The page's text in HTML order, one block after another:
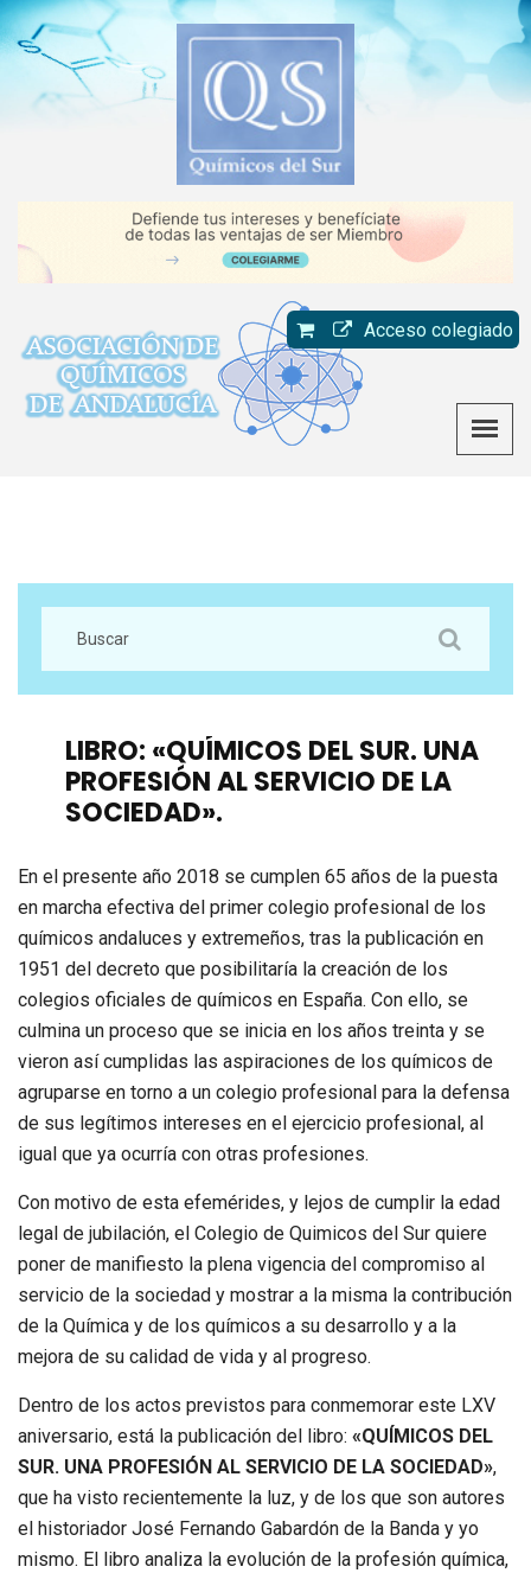
Acceso colegiado
LIBRO: «QUÍMICOS DEL SUR. UNA
PROFESIÓN AL SERVICIO DE LA
SOCIEDAD».
En el presente año 2018 se cumplen 65 años de la puesta
en marcha efectiva del primer colegio profesional de los
químicos andaluces y extremeños, tras la publicación en
1951 del decreto que posibilitaría la creación de los
colegios oficiales de químicos en España. Con ello, se
culmina un proceso que se inicia en los años treinta y se
vieron así cumplidas las aspiraciones de los químicos de
agruparse en torno a un colegio profesional para la defensa
de sus legítimos intereses en el ejercicio profesional, al
igual que ya ocurría con otras profesiones.
Con motivo de esta efemérides, y lejos de cumplir la edad
legal de jubilación, el Colegio de Quimicos del Sur quiere
poner de manifiesto la plena vigencia del compromiso al
servicio de la sociedad y mostrar a la misma la contribución
de la Química y de los químicos a su desarrollo y a la
mejora de su calidad de vida y al progreso.
Dentro de los actos previstos para conmemorar este LXV
aniversario, está la publicación del libro: «QUÍMICOS DEL
SUR. UNA PROFESIÓN AL SERVICIO DE LA SOCIEDAD»,
que ha visto recientemente la luz, y de los que son autores
el historiador José Fernando Gabardón de la Banda y yo
mismo. El libro analiza la evolución de la profesión química,